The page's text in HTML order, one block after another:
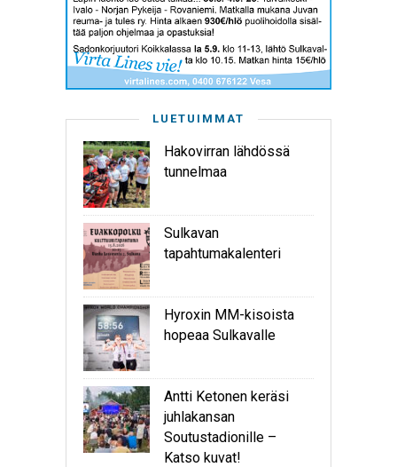
LUETUIMMAT
Hakovirran lähdössä
tunnelmaa
Sulkavan
tapahtumakalenteri
Hyroxin MM-kisoista
hopeaa Sulkavalle
Antti Ketonen keräsi
juhlakansan
Soutustadionille –
Katso kuvat!